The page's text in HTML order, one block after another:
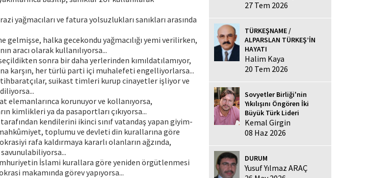
yağmacıları ve fatura yolsuzlukları sanıkları arasında
gelmişse, halka gecekondu yağmacılığı yemi verilirken,
aracı olarak kullanılıyorsa...
sonra bir daha yerlerinden kımıldatılamıyor,
karşın, her türlü parti içi muhalefeti engelliyorlarsa...
suikast timleri kurup cinayetler işliyor ve
elemanlarınca korunuyor ve kollanıyorsa,
kimlikleri ya da pasaportları çıkıyorsa...
kendilerini ikinci sınıf vatandaş yapan giyim-
toplumu ve devleti din kurallarına göre
rafa kaldırmaya kararlı olanların ağzında,
İslami kurallara göre yeniden örgütlenmesi
makamında görev yapıyorsa...
27 Tem 2026
TÜRKEŞNAME /
ALPARSLAN TÜRKEŞ’İN
HAYATI
Halim Kaya
20 Tem 2026
Sovyetler Birliği'nin
Yıkılışını Öngören İki
Büyük Türk Lideri
Kemal Girgin
08 Haz 2026
DURUM
Yusuf Yılmaz ARAÇ